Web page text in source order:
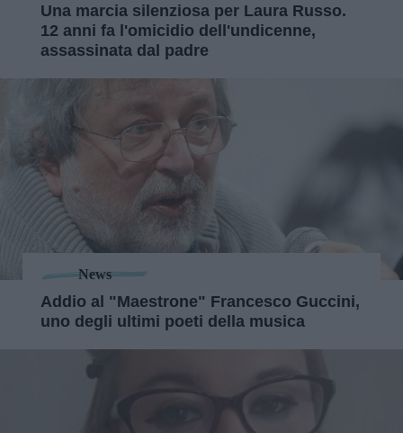
Una marcia silenziosa per Laura Russo.
12 anni fa l'omicidio dell'undicenne,
assassinata dal padre
News
Addio al "Maestrone" Francesco Guccini,
uno degli ultimi poeti della musica